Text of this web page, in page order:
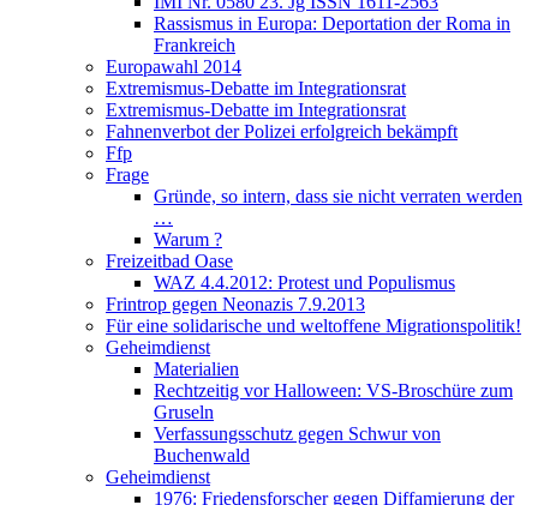
Rassismus in Europa: Deportation der Roma in
Frankreich
Europawahl 2014
Extremismus-Debatte im Integrationsrat
Extremismus-Debatte im Integrationsrat
Fahnenverbot der Polizei erfolgreich bekämpft
Ffp
Frage
Gründe, so intern, dass sie nicht verraten werden
…
Warum ?
Freizeitbad Oase
WAZ 4.4.2012: Protest und Populismus
Frintrop gegen Neonazis 7.9.2013
Für eine solidarische und weltoffene Migrationspolitik!
Geheimdienst
Materialien
Rechtzeitig vor Halloween: VS-Broschüre zum
Gruseln
Verfassungsschutz gegen Schwur von
Buchenwald
Geheimdienst
1976: Friedensforscher gegen Diffamierung der